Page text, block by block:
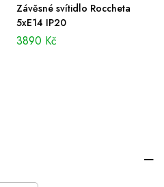
Závěsné svítidlo Roccheta
5xE14 IP20
3890 Kč